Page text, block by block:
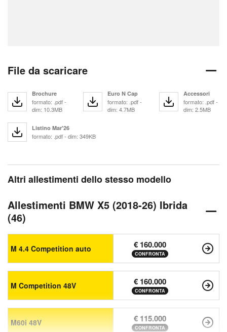
File da scaricare
Brochure
formato: .pdf -
dim: 10.3MB
Euro N Cap
formato: .pdf -
dim: 4.7MB
Accessori
formato: .pdf -
dim: 2.5MB
Listino Mar'26
formato: .pdf - dim: 349KB
Altri allestimenti dello stesso modello
Allestimenti BMW X5 (2018-26) Ibrida
(46)
M 4.4 Competition auto € 160.000
CONFRONTA
M Competition 48V € 160.000
CONFRONTA
M60i 48V € 115.000
CONFRONTA